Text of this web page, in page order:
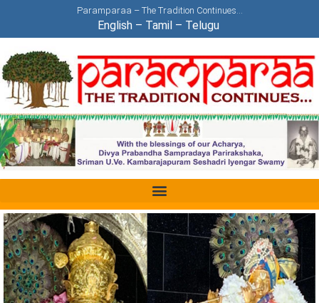
Paramparaa – The Tradition Continues…
English– Tamil– Telugu